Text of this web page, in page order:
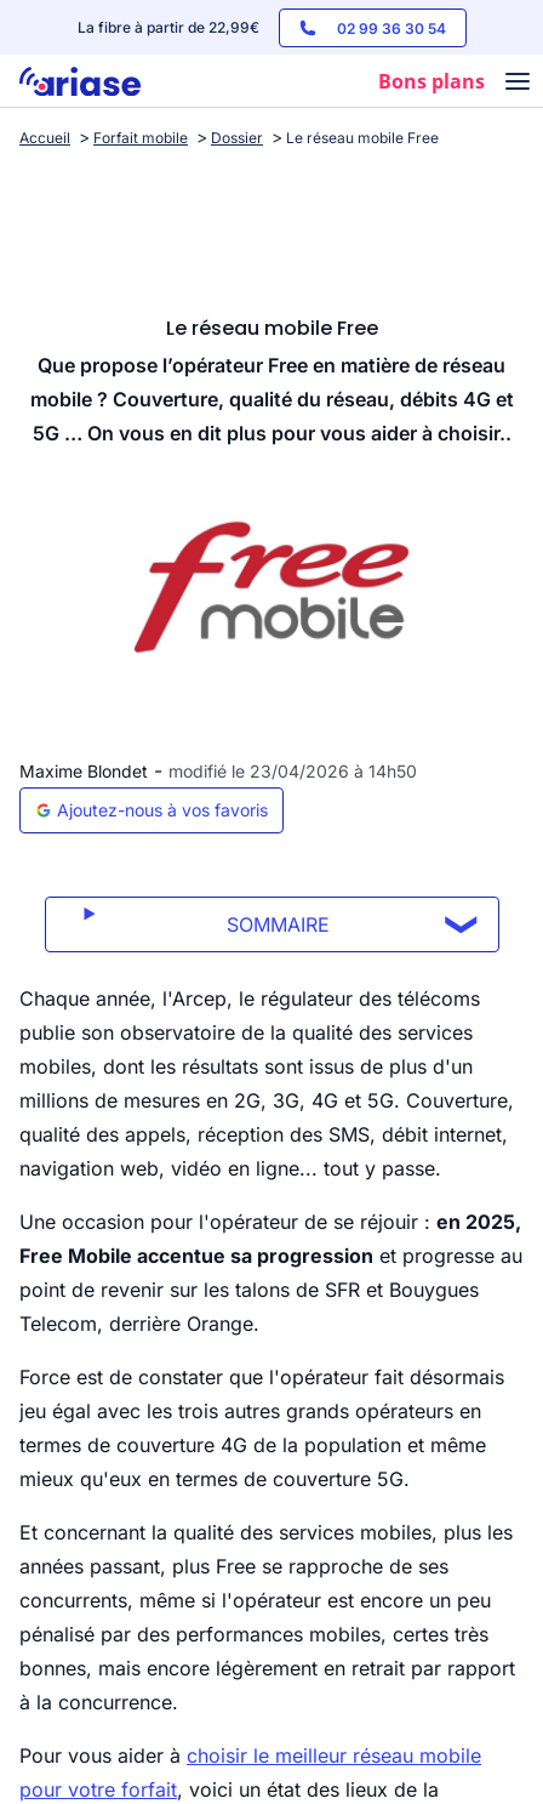
La fibre à partir de 22,99€ 02 99 36 30 54
Bons plans
Box internet
Accueil Forfait mobile Dossier Le réseau mobile Free
Le réseau mobile Free
Que propose l’opérateur Free en matière de réseau
mobile ? Couverture, qualité du réseau, débits 4G et
5G … On vous en dit plus pour vous aider à choisir..
Maxime Blondet - modifié le 23/04/2026 à 14h50
Ajoutez-nous à vos favoris
SOMMAIRE
Chaque année, l'Arcep, le régulateur des télécoms
publie son observatoire de la qualité des services
mobiles, dont les résultats sont issus de plus d'un
millions de mesures en 2G, 3G, 4G et 5G. Couverture,
qualité des appels, réception des SMS, débit internet,
navigation web, vidéo en ligne... tout y passe.
Une occasion pour l'opérateur de se réjouir : en 2025,
Free Mobile accentue sa progression et progresse au
point de revenir sur les talons de SFR et Bouygues
Telecom, derrière Orange.
Force est de constater que l'opérateur fait désormais
jeu égal avec les trois autres grands opérateurs en
termes de couverture 4G de la population et même
mieux qu'eux en termes de couverture 5G.
Et concernant la qualité des services mobiles, plus les
années passant, plus Free se rapproche de ses
concurrents, même si l'opérateur est encore un peu
pénalisé par des performances mobiles, certes très
bonnes, mais encore légèrement en retrait par rapport
à la concurrence.
Pour vous aider à choisir le meilleur réseau mobile
pour votre forfait, voici un état des lieux de la